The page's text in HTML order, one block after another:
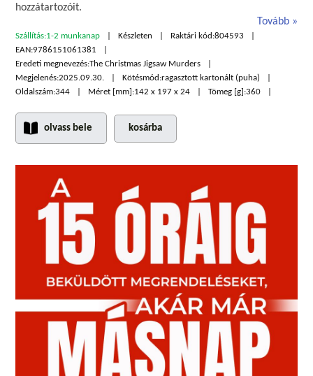
hozzátartozóit.
Tovább
Szállítás:1-2 munkanap Készleten Raktári kód:804593
EAN:9786151061381
Eredeti megnevezés:The Christmas Jigsaw Murders
Megjelenés:2025.09.30. Kötésmód:ragasztott kartonált (puha)
Oldalszám:344 Méret [mm]:142 x 197 x 24 Tömeg [g]:360
olvass bele kosárba